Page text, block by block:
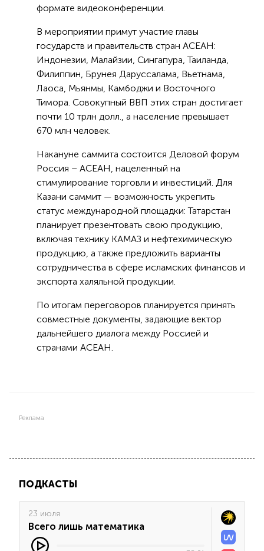
формате видеоконференции.
В мероприятии примут участие главы
государств и правительств стран АСЕАН:
Индонезии, Малайзии, Сингапура, Таиланда,
Филиппин, Брунея Даруссалама, Вьетнама,
Лаоса, Мьянмы, Камбоджи и Восточного
Тимора. Совокупный ВВП этих стран достигает
почти 10 трлн долл., а население превышает
670 млн человек.
Накануне саммита состоится Деловой форум
Россия – АСЕАН, нацеленный на
стимулирование торговли и инвестиций. Для
Казани саммит — возможность укрепить
статус международной площадки: Татарстан
планирует презентовать свою продукцию,
включая технику КАМАЗ и нефтехимическую
продукцию, а также предложить варианты
сотрудничества в сфере исламских финансов и
экспорта халяльной продукции.
По итогам переговоров планируется принять
совместные документы, задающие вектор
дальнейшего диалога между Россией и
странами АСЕАН.
Реклама
ПОДКАСТЫ
23 июля
Всего лишь математика